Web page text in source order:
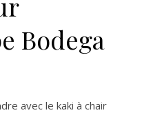
Bodega
avec le kaki à chair